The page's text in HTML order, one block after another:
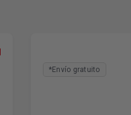
*Envío gratuito